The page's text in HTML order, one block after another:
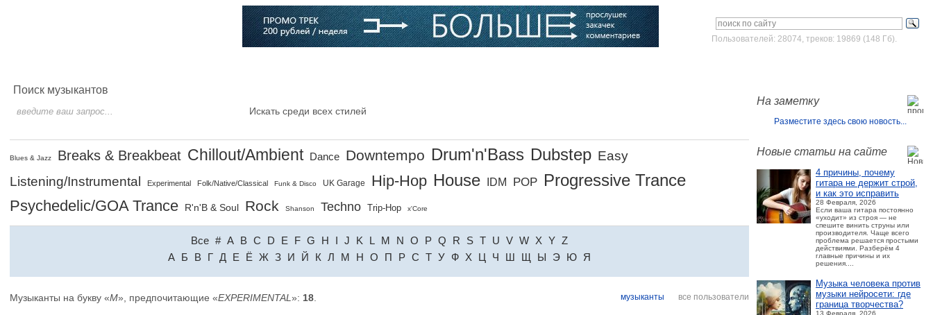
Пользователей: 28074, треков: 19869 (148 Гб).
На заметку
Разместите здесь свою новость...
Новые статьи на сайте
4 причины, почему
гитара не держит строй,
и как это исправить
28 Февраля, 2026
Если ваша гитара постоянно
«уходит» из строя — не
спешите винить струны или
производителя. Чаще всего
проблема решается простыми
действиями. Разберём 4
главные причины и их
решения....
Музыка человека против
музыки нейросети: где
граница творчества?
13 Февраля, 2026
Поиск музыкантов
Искать среди всех стилей
Blues & Jazz Breaks & Breakbeat Chillout/Ambient Dance Downtempo Drum'n'Bass Dubstep Easy
Listening/Instrumental
Experimental Folk/Native/Classical Funk & Disco UK Garage Hip-Hop House IDM POP Progressive Trance
Psychedelic/GOA Trance R'n'B & Soul Rock Shanson Techno Trip-Hop x'Core
Все # A B C D E F G H I J K L M N O P Q R S T U V W X Y Z
A Б В Г Д Е Ё Ж З И Й К Л М Н О П Р С Т У Ф Х Ц Ч Ш Щ Ы Э Ю Я
Музыканты на букву «M», предпочитающие «EXPERIMENTAL »: 18 все пользователи
музыканты